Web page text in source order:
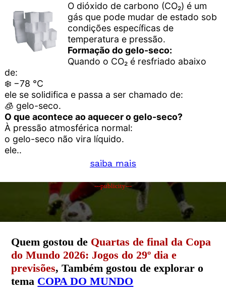
O dióxido de carbono (CO₂) é um
gás que pode mudar de estado sob
condições específicas de
temperatura e pressão.
Formação do gelo-seco:
Quando o CO₂ é resfriado abaixo
de:
❄️ −78 °C
ele se solidifica e passa a ser chamado de:
🧊 gelo-seco.
O que acontece ao aquecer o gelo-seco?
À pressão atmosférica normal:
o gelo-seco não vira líquido.
ele..
saiba mais
---publicity---
Quem gostou de Quartas de final da Copa
do Mundo 2026: Jogos do 29º dia e
previsões, Também gostou de explorar o
tema COPA DO MUNDO